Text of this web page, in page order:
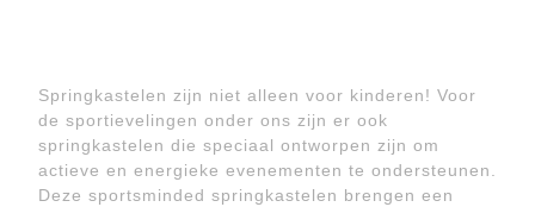
Springkastelen zijn niet alleen voor kinderen! Voor
de sportievelingen onder ons zijn er ook
springkastelen die speciaal ontworpen zijn om
actieve en energieke evenementen te ondersteunen.
Deze sportsminded springkastelen brengen een